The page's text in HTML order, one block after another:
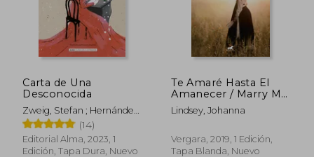
Carta de Una
Desconocida
Zweig, Stefan ; Hernández
Rodilla, Itziar ; Segovia,
Carmen
(14)
Editorial Alma, 2023, 1
Edición, Tapa Dura, Nuevo
Te Amaré Hasta El
Amanecer / Marry Me
by Sundown
Lindsey, Johanna
Vergara, 2019, 1 Edición,
Tapa Blanda, Nuevo